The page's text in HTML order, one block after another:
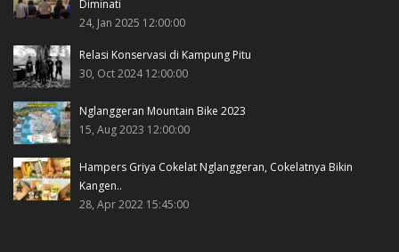
Diminati
24, Jan 2025 12:00:00
Relasi Konservasi di Kampung Pitu
30, Oct 2024 12:00:00
Nglanggeran Mountain Bike 2023
15, Aug 2023 12:00:00
Hampers Griya Cokelat Nglanggeran, Cokelatnya Bikin
Kangen..
28, Apr 2022 15:45:00